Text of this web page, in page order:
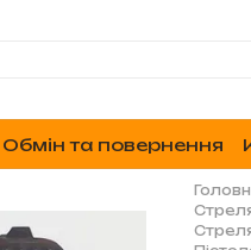
Обмін та повернення